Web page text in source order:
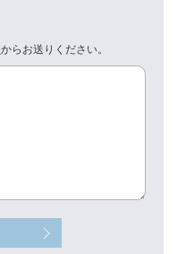
からお送りください。